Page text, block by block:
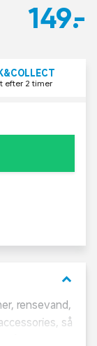
149,-
efter 2 timer
keyboard_arrow_down
rensevand,
så